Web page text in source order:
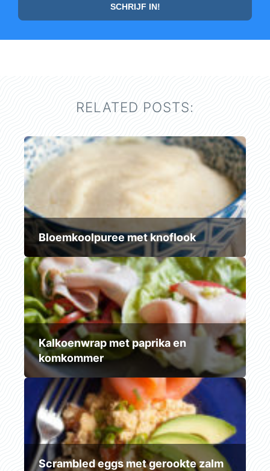
RELATED POSTS:
Bloemkoolpuree met knoflook
Kalkoenwrap met paprika en
komkommer
Scrambled eggs met gerookte zalm